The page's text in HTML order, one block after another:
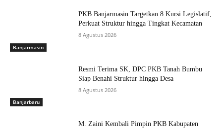
Banjarmasin
PKB Banjarmasin Targetkan 8 Kursi Legislatif,
Perkuat Struktur hingga Tingkat Kecamatan
8 Agustus 2026
Banjarbaru
Resmi Terima SK, DPC PKB Tanah Bumbu
Siap Benahi Struktur hingga Desa
8 Agustus 2026
M. Zaini Kembali Pimpin PKB Kabupaten